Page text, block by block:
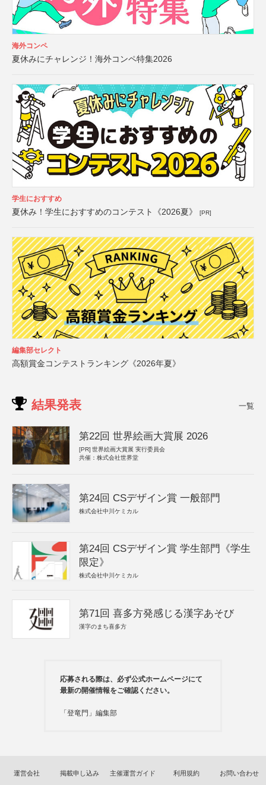
海外コンペ
夏休みにチャレンジ！海外コンペ特集2026
学生におすすめ
夏休み！学生におすすめのコンテスト《2026夏》 [PR]
編集部セレクト
高額賞金コンテストランキング《2026年夏》
結果発表 一覧
第22回 世界絵画大賞展 2026
[PR] 世界絵画大賞展 実行委員会
共催：株式会社世界堂
第24回 CSデザイン賞 一般部門
株式会社中川ケミカル
第24回 CSデザイン賞 学生部門《学生
限定》
株式会社中川ケミカル
第71回 喜多方発感じる漢字あそび
漢字のまち喜多方
応募される際は、必ず公式ホームページにて
最新の開催情報をご確認ください。
「登竜門」編集部
運営会社 掲載申し込み 主催運営ガイド 利用規約 お問い合わせ